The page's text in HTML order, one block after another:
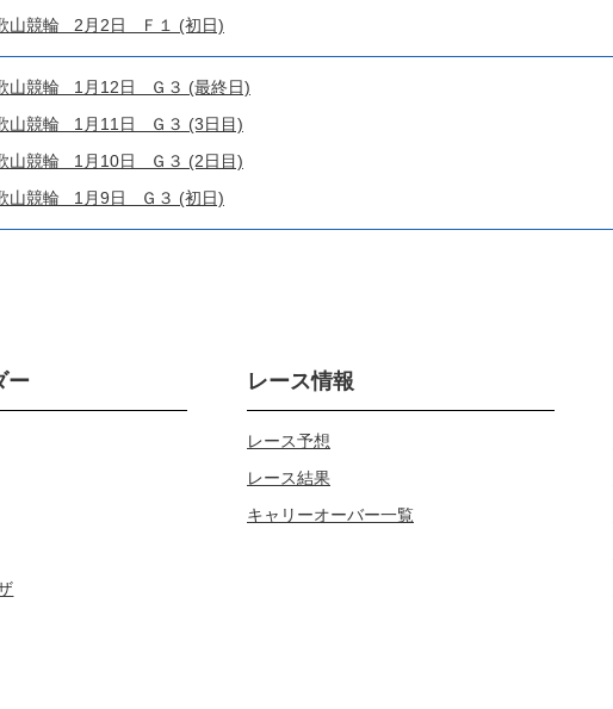
山競輪 2月2日 Ｆ１ (初日)
山競輪 1月12日 Ｇ３ (最終日)
山競輪 1月11日 Ｇ３ (3日目)
山競輪 1月10日 Ｇ３ (2日目)
山競輪 1月9日 Ｇ３ (初日)
ー レース情報
レース予想
レース結果
キャリーオーバー一覧